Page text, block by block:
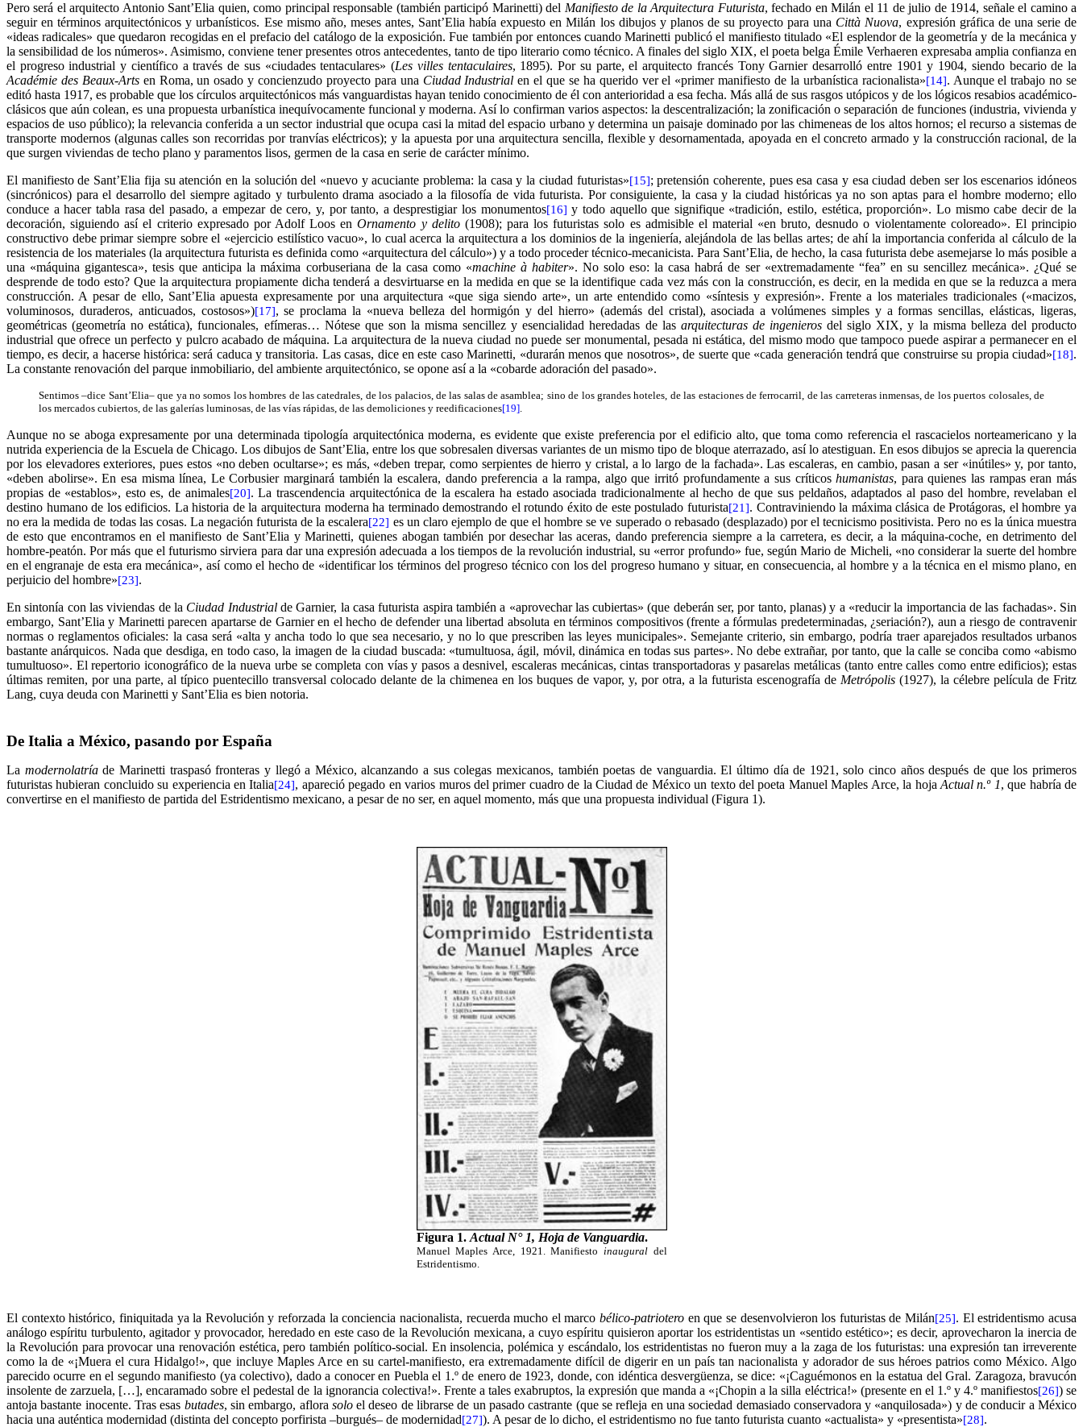
Pero será el arquitecto Antonio Sant’Elia quien, como principal responsable (también participó Marinetti) del Manifiesto de la Arquitectura Futurista, fechado en Milán el 11 de julio de 1914, señale el camino a
seguir en términos arquitectónicos y urbanísticos. Ese mismo año, meses antes, Sant’Elia había expuesto en Milán los dibujos y planos de su proyecto para una Città Nuova, expresión gráfica de una serie de
«ideas radicales» que quedaron recogidas en el prefacio del catálogo de la exposición. Fue también por entonces cuando Marinetti publicó el manifiesto titulado «El esplendor de la geometría y de la mecánica y
la sensibilidad de los números». Asimismo, conviene tener presentes otros antecedentes, tanto de tipo literario como técnico. A finales del siglo XIX, el poeta belga Émile Verhaeren expresaba amplia confianza en
el progreso industrial y científico a través de sus «ciudades tentaculares» (Les villes tentaculaires, 1895). Por su parte, el arquitecto francés Tony Garnier desarrolló entre 1901 y 1904, siendo becario de la
Académie des Beaux-Artsen Roma, un osado y concienzudo proyecto para una Ciudad Industrial en el que se ha querido ver el «primer manifiesto de la urbanística racionalista»[14]. Aunque el trabajo no se
editó hasta 1917, es probable que los círculos arquitectónicos más vanguardistas hayan tenido conocimiento de él con anterioridad a esa fecha. Más allá de sus rasgos utópicos y de los lógicos resabios académico-
clásicos que aún colean, es una propuesta urbanística inequívocamente funcional y moderna. Así lo confirman varios aspectos: la descentralización; la zonificación o separación de funciones (industria, vivienda y
espacios de uso público); la relevancia conferida a un sector industrial que ocupa casi la mitad del espacio urbano y determina un paisaje dominado por las chimeneas de los altos hornos; el recurso a sistemas de
transporte modernos (algunas calles son recorridas por tranvías eléctricos); y la apuesta por una arquitectura sencilla, flexible y desornamentada, apoyada en el concreto armado y la construcción racional, de la
que surgen viviendas de techo plano y paramentos lisos, germen de la casa en serie de carácter mínimo.
El manifiesto de Sant’Elia fija su atención en la solución del «nuevo y acuciante problema: la casa y la ciudad futuristas»[15]; pretensión coherente, pues esa casa y esa ciudad deben ser los escenarios idóneos
(sincrónicos) para el desarrollo del siempre agitado y turbulento drama asociado a la filosofía de vida futurista. Por consiguiente, la casa y la ciudad históricas ya no son aptas para el hombre moderno; ello
conduce a hacer tabla rasa del pasado, a empezar de cero, y, por tanto, a desprestigiar los monumentos[16] y todo aquello que signifique «tradición, estilo, estética, proporción». Lo mismo cabe decir de la
decoración, siguiendo así el criterio expresado por Adolf Loos enOrnamento y delito (1908); para los futuristas solo es admisible el material «en bruto, desnudo o violentamente coloreado». El principio
constructivo debe primar siempre sobre el «ejercicio estilístico vacuo», lo cual acerca la arquitectura a los dominios de la ingeniería, alejándola de las bellas artes; de ahí la importancia conferida al cálculo de la
resistencia de los materiales (la arquitectura futurista es definida como «arquitectura del cálculo») y a todo proceder técnico-mecanicista. Para Sant’Elia, de hecho, la casa futurista debe asemejarse lo más posible a
una «máquina gigantesca», tesis que anticipa la máxima corbuseriana de la casa como «machine à habiter». No solo eso: la casa habrá de ser «extremadamente “fea” en su sencillez mecánica». ¿Qué se
desprende de todo esto? Que la arquitectura propiamente dicha tenderá a desvirtuarse en la medida en que se la identifique cada vez más con la construcción, es decir, en la medida en que se la reduzca a mera
construcción. A pesar de ello, Sant’Elia apuesta expresamente por una arquitectura «que siga siendo arte», un arte entendido como «síntesis y expresión». Frente a los materiales tradicionales («macizos,
voluminosos, duraderos, anticuados, costosos»)[17], se proclama la «nueva belleza del hormigón y del hierro» (además del cristal), asociada a volúmenes simples y a formas sencillas, elásticas, ligeras,
geométricas (geometría no estática), funcionales, efímeras… Nótese que son la misma sencillez y esencialidad heredadas de las arquitecturas de ingenieros del siglo XIX, y la misma belleza del producto
industrial que ofrece un perfecto y pulcro acabado de máquina. La arquitectura de la nueva ciudad no puede ser monumental, pesada ni estática, del mismo modo que tampoco puede aspirar a permanecer en el
tiempo, es decir, a hacerse histórica: será caduca y transitoria. Las casas, dice en este caso Marinetti, «durarán menos que nosotros», de suerte que «cada generación tendrá que construirse su propia ciudad»[18].
La constante renovación del parque inmobiliario, del ambiente arquitectónico, se opone así a la «cobarde adoración del pasado».
Sentimos –dice Sant’Elia– que ya no somos los hombres de las catedrales, de los palacios, de las salas de asamblea; sino de los grandes hoteles, de las estaciones de ferrocarril, de las carreteras inmensas, de los puertos colosales, de
los mercados cubiertos, de las galerías luminosas, de las vías rápidas, de las demoliciones y reedificaciones[19].
Aunque no se aboga expresamente por una determinada tipología arquitectónica moderna, es evidente que existe preferencia por el edificio alto, que toma como referencia el rascacielos norteamericano y la
nutrida experiencia de la Escuela de Chicago. Los dibujos de Sant’Elia, entre los que sobresalen diversas variantes de un mismo tipo de bloque aterrazado, así lo atestiguan. En esos dibujos se aprecia la querencia
por los elevadores exteriores, pues estos «no deben ocultarse»; es más, «deben trepar, como serpientes de hierro y cristal, a lo largo de la fachada». Las escaleras, en cambio, pasan a ser «inútiles» y, por tanto,
«deben abolirse». En esa misma línea, Le Corbusier marginará también la escalera, dando preferencia a la rampa, algo que irritó profundamente a sus críticoshumanistas, para quienes las rampas eran más
propias de «establos», esto es, de animales[20]. La trascendencia arquitectónica de la escalera ha estado asociada tradicionalmente al hecho de que sus peldaños, adaptados al paso del hombre, revelaban el
destino humano de los edificios. La historia de la arquitectura moderna ha terminado demostrando el rotundo éxito de este postulado futurista[21]. Contraviniendo la máxima clásica de Protágoras, el hombre ya
no era la medida de todas las cosas. La negación futurista de la escalera[22] es un claro ejemplo de que el hombre se ve superado o rebasado (desplazado) por el tecnicismo positivista. Pero no es la única muestra
de esto que encontramos en el manifiesto de Sant’Elia y Marinetti, quienes abogan también por desechar las aceras, dando preferencia siempre a la carretera, es decir, a la máquina-coche, en detrimento del
hombre-peatón. Por más que el futurismo sirviera para dar una expresión adecuada a los tiempos de la revolución industrial, su «error profundo» fue, según Mario de Micheli, «no considerar la suerte del hombre
en el engranaje de esta era mecánica», así como el hecho de «identificar los términos del progreso técnico con los del progreso humano y situar, en consecuencia, al hombre y a la técnica en el mismo plano, en
perjuicio del hombre»[23].
En sintonía con las viviendas de la Ciudad Industrialde Garnier, la casa futurista aspira también a «aprovechar las cubiertas» (que deberán ser, por tanto, planas) y a «reducir la importancia de las fachadas». Sin
embargo, Sant’Elia y Marinetti parecen apartarse de Garnier en el hecho de defender una libertad absoluta en términos compositivos (frente a fórmulas predeterminadas, ¿seriación?), aun a riesgo de contravenir
normas o reglamentos oficiales: la casa será «alta y ancha todo lo que sea necesario, y no lo que prescriben las leyes municipales». Semejante criterio, sin embargo, podría traer aparejados resultados urbanos
bastante anárquicos. Nada que desdiga, en todo caso, la imagen de la ciudad buscada: «tumultuosa, ágil, móvil, dinámica en todas sus partes». No debe extrañar, por tanto, que la calle se conciba como «abismo
tumultuoso». El repertorio iconográfico de la nueva urbe se completa con vías y pasos a desnivel, escaleras mecánicas, cintas transportadoras y pasarelas metálicas (tanto entre calles como entre edificios); estas
últimas remiten, por una parte, al típico puentecillo transversal colocado delante de la chimenea en los buques de vapor, y, por otra, a la futurista escenografía de Metrópolis (1927), la célebre película de Fritz
Lang, cuya deuda con Marinetti y Sant’Elia es bien notoria.
De Italia a México, pasando por España
La modernolatríade Marinetti traspasó fronteras y llegó a México, alcanzando a sus colegas mexicanos, también poetas de vanguardia. El último día de 1921, solo cinco años después de que los primeros
futuristas hubieran concluido su experiencia en Italia[24], apareció pegado en varios muros del primer cuadro de la Ciudad de México un texto del poeta Manuel Maples Arce, la hoja Actual n.º 1, que habría de
convertirse en el manifiesto de partida del Estridentismo mexicano, a pesar de no ser, en aquel momento, más que una propuesta individual (Figura 1).
Figura 1. Actual N° 1, Hoja de Vanguardia.
Manuel Maples Arce, 1921. Manifiesto inauguraldel
Estridentismo.
El contexto histórico, finiquitada ya la Revolución y reforzada la conciencia nacionalista, recuerda mucho el marcobélico-patriotero en que se desenvolvieron los futuristas de Milán[25]. El estridentismo acusa
análogo espíritu turbulento, agitador y provocador, heredado en este caso de la Revolución mexicana, a cuyo espíritu quisieron aportar los estridentistas un «sentido estético»; es decir, aprovecharon la inercia de
la Revolución para provocar una renovación estética, pero también político-social. En insolencia, polémica y escándalo, los estridentistas no fueron muy a la zaga de los futuristas: una expresión tan irreverente
como la de «¡Muera el cura Hidalgo!», que incluye Maples Arce en su cartel-manifiesto, era extremadamente difícil de digerir en un país tan nacionalista y adorador de sus héroes patrios como México. Algo
parecido ocurre en el segundo manifiesto (ya colectivo), dado a conocer en Puebla el 1.º de enero de 1923, donde, con idéntica desvergüenza, se dice: «¡Caguémonos en la estatua del Gral. Zaragoza, bravucón
insolente de zarzuela, […], encaramado sobre el pedestal de la ignorancia colectiva!». Frente a tales exabruptos, la expresión que manda a «¡Chopin a la silla eléctrica!» (presente en el 1.º y 4.º manifiestos[26]) se
antoja bastante inocente. Tras esas butades, sin embargo, aflora soloel deseo de librarse de un pasado castrante (que se refleja en una sociedad demasiado conservadora y «anquilosada») y de conducir a México
hacia una auténtica modernidad (distinta del concepto porfirista –burgués– de modernidad[27]). A pesar de lo dicho, el estridentismo no fue tanto futurista cuanto «actualista» y «presentista»[28].